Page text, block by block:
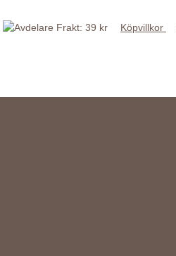
Frakt: 39 kr Köpvillkor